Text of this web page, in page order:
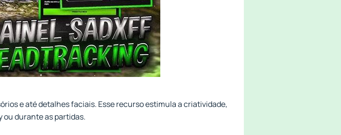
e até detalhes faciais. Esse recurso estimula a criatividade,
ou durante as partidas.